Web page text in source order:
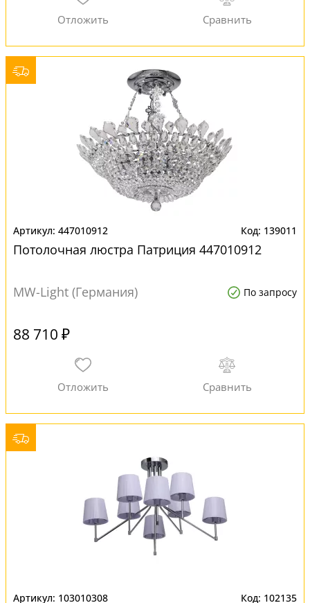
447010912 139011
Потолочная люстра Патриция 447010912
MW-Light (Германия) По запросу
88 710 ₽
103010308 102135